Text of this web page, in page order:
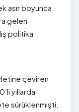
asır boyunca
gelen
politika
çeviren
yıllarda
sürüklenmişti.